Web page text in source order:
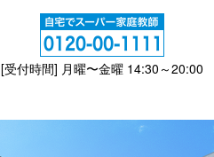
[受付時間] 月曜〜金曜 14:30～20:00